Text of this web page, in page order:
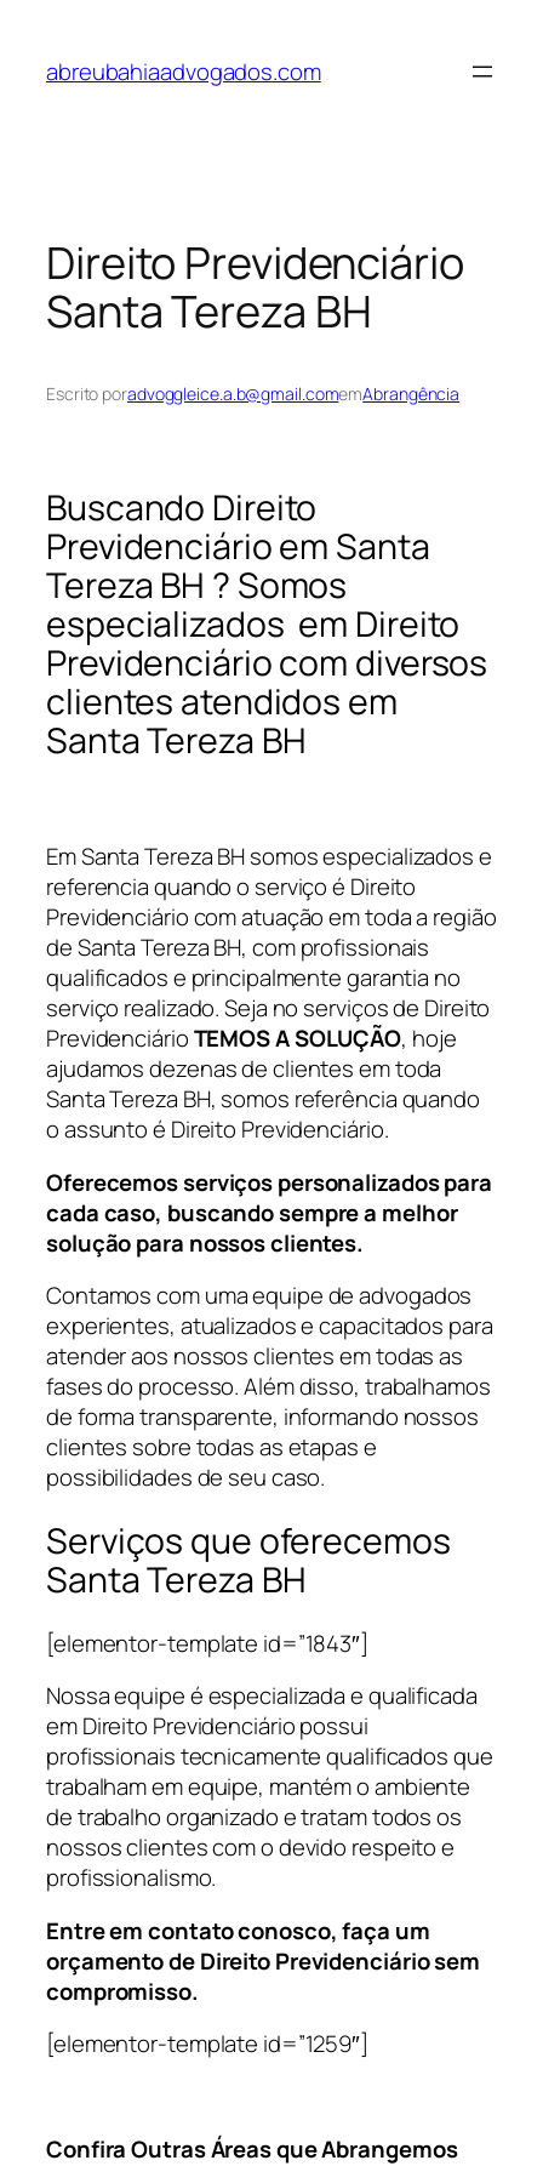
abreubahiaadvogados.com
Direito Previdenciário
Santa Tereza BH
Escrito poradvoggleice.a.b@gmail.comemAbrangência
Buscando Direito
Previdenciário em Santa
Tereza BH ? Somos
especializados em Direito
Previdenciário com diversos
clientes atendidos em
Santa Tereza BH
Em Santa Tereza BH somos especializados e
referencia quando o serviço é Direito
Previdenciário com atuação em toda a região
de Santa Tereza BH, com profissionais
qualificados e principalmente garantia no
serviço realizado. Seja no serviços de Direito
PrevidenciárioTEMOS A SOLUÇÃO, hoje
ajudamos dezenas de clientes em toda
Santa Tereza BH, somos referência quando
o assunto é Direito Previdenciário.
Oferecemos serviços personalizados para
cada caso, buscando sempre a melhor
solução para nossos clientes.
Contamos com uma equipe de advogados
experientes, atualizados e capacitados para
atender aos nossos clientes em todas as
fases do processo. Além disso, trabalhamos
de forma transparente, informando nossos
clientes sobre todas as etapas e
possibilidades de seu caso.
Serviços que oferecemos
Santa Tereza BH
[elementor-template id=”1843″]
Nossa equipe é especializada e qualificada
em Direito Previdenciário possui
profissionais tecnicamente qualificados que
trabalham em equipe, mantém o ambiente
de trabalho organizado e tratam todos os
nossos clientes com o devido respeito e
profissionalismo.
Entre em contato conosco, faça um
orçamento de Direito Previdenciário sem
compromisso.
[elementor-template id=”1259″]
Confira Outras Áreas que Abrangemos